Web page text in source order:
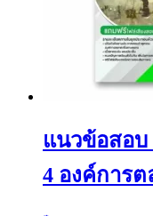
แนวข้อสอบ
4 องค์การต